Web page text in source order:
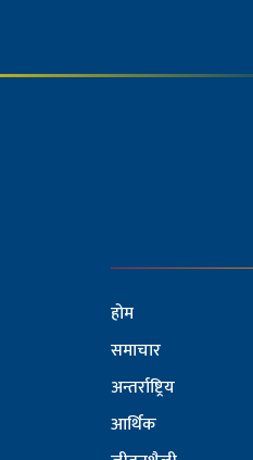
होम
समाचार
अन्तर्राष्ट्रिय
आर्थिक